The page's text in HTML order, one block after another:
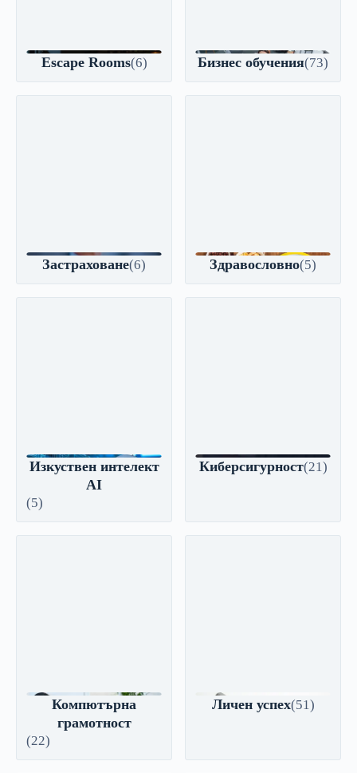
Escape Rooms(6) Бизнес обучения(73)
Застраховане(6) Здравословно(5)
Изкуствен интелект
AI
(5)
Киберсигурност(21)
Компютърна
грамотност
(22)
Личен успех(51)